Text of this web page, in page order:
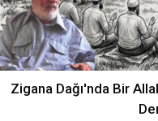
Zigana Dağı'nda Bir